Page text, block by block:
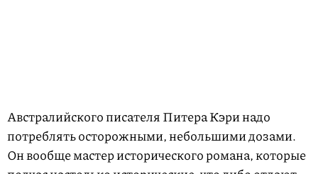
Австралийского писателя Питера Кэри надо
потреблять осторожными, небольшими дозами.
Он вообще мастер исторического романа, которые